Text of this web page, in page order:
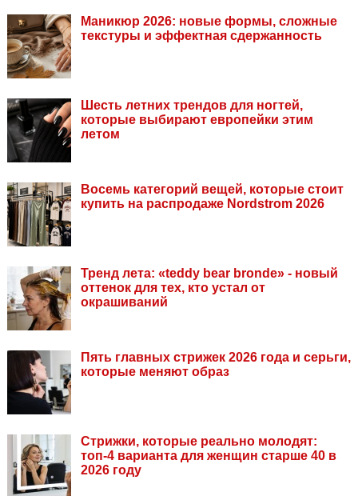
Маникюр 2026: новые формы, сложные
текстуры и эффектная сдержанность
Шесть летних трендов для ногтей,
которые выбирают европейки этим
летом
Восемь категорий вещей, которые стоит
купить на распродаже Nordstrom 2026
Тренд лета: «teddy bear bronde» - новый
оттенок для тех, кто устал от
окрашиваний
Пять главных стрижек 2026 года и серьги,
которые меняют образ
Стрижки, которые реально молодят:
топ-4 варианта для женщин старше 40 в
2026 году